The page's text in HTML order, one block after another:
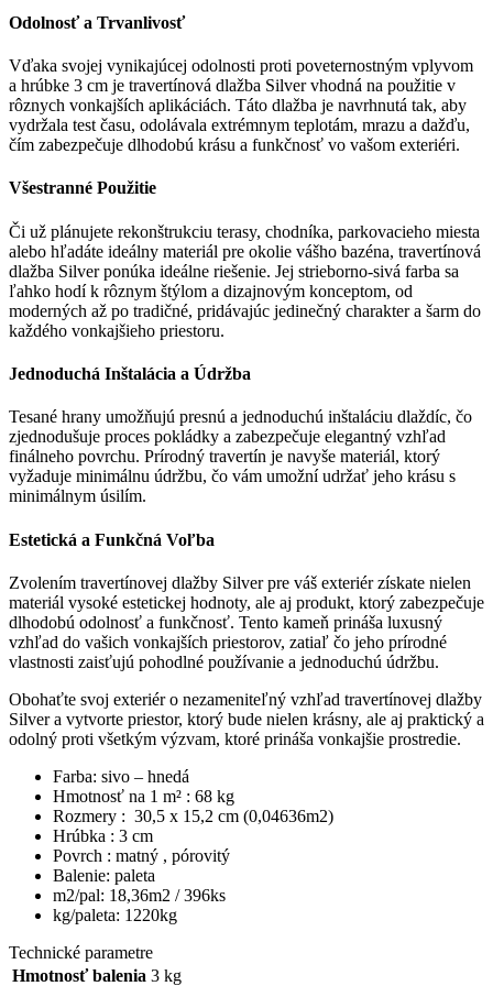
Odolnosť a Trvanlivosť
Vďaka svojej vynikajúcej odolnosti proti poveternostným vplyvom
a hrúbke 3 cm je travertínová dlažba Silver vhodná na použitie v
rôznych vonkajších aplikáciách. Táto dlažba je navrhnutá tak, aby
vydržala test času, odolávala extrémnym teplotám, mrazu a dažďu,
čím zabezpečuje dlhodobú krásu a funkčnosť vo vašom exteriéri.
Všestranné Použitie
Či už plánujete rekonštrukciu terasy, chodníka, parkovacieho miesta
alebo hľadáte ideálny materiál pre okolie vášho bazéna, travertínová
dlažba Silver ponúka ideálne riešenie. Jej strieborno-sivá farba sa
ľahko hodí k rôznym štýlom a dizajnovým konceptom, od
moderných až po tradičné, pridávajúc jedinečný charakter a šarm do
každého vonkajšieho priestoru.
Jednoduchá Inštalácia a Údržba
Tesané hrany umožňujú presnú a jednoduchú inštaláciu dlaždíc, čo
zjednodušuje proces pokládky a zabezpečuje elegantný vzhľad
finálneho povrchu. Prírodný travertín je navyše materiál, ktorý
vyžaduje minimálnu údržbu, čo vám umožní udržať jeho krásu s
minimálnym úsilím.
Estetická a Funkčná Voľba
Zvolením travertínovej dlažby Silver pre váš exteriér získate nielen
materiál vysoké estetickej hodnoty, ale aj produkt, ktorý zabezpečuje
dlhodobú odolnosť a funkčnosť. Tento kameň prináša luxusný
vzhľad do vašich vonkajších priestorov, zatiaľ čo jeho prírodné
vlastnosti zaisťujú pohodlné používanie a jednoduchú údržbu.
Obohaťte svoj exteriér o nezameniteľný vzhľad travertínovej dlažby
Silver a vytvorte priestor, ktorý bude nielen krásny, ale aj praktický a
odolný proti všetkým výzvam, ktoré prináša vonkajšie prostredie.
Farba: sivo – hnedá
Hmotnosť na 1 m² : 68 kg
Rozmery : 30,5 x 15,2 cm (0,04636m2)
Hrúbka : 3 cm
Povrch : matný , pórovitý
Balenie: paleta
m2/pal: 18,36m2 / 396ks
kg/paleta: 1220kg
Technické parametre
Hmotnosť balenia 3 kg